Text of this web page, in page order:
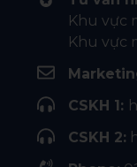
Khu vực
Khu vực
CSKH 1:
CSKH 2: